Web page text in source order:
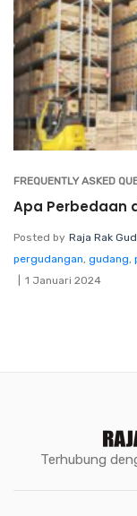
FREQUENTLY ASKED
Apa Perbedaan
Posted by Raja Rak
pergudangan, gudang,
1 Januari 2024
Terhubung